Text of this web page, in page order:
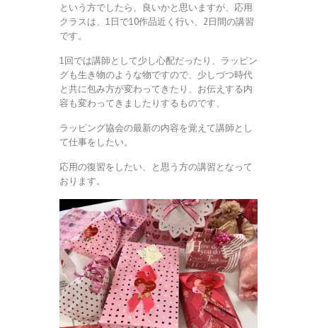
という方でしたら、良いかと思いますが、応用
クラスは、1日で10作品近く行い、2日間の講習
です。
1回では講師として少し心配だったり、ラッピン
グも生き物のような物ですので、少しづつ時代
と共に包み方が変わってきたり、お伝えする内
容も変わってきましたりするものです、
ラッピング協会の最新の内容を覚えて講師とし
て仕事をしたい。
応用の復習をしたい、と思う方の講習となって
おります。